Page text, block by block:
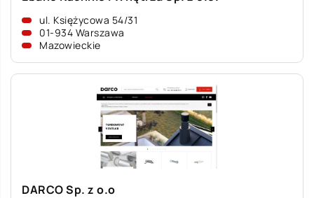
ul. Księżycowa 54/31
01-934 Warszawa
Mazowieckie
DARCO Sp. z o.o